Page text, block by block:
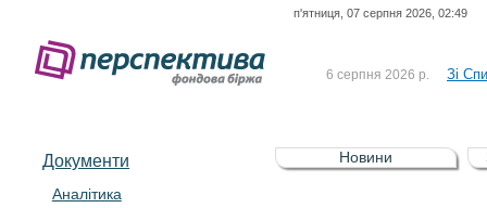
п'ятниця, 07 серпня 2026, 02:49
6 серпня 2026 р. Зі
5 серпня 2026 р.
Зі
UA4000232607)
Документи
Аналітика
Новини